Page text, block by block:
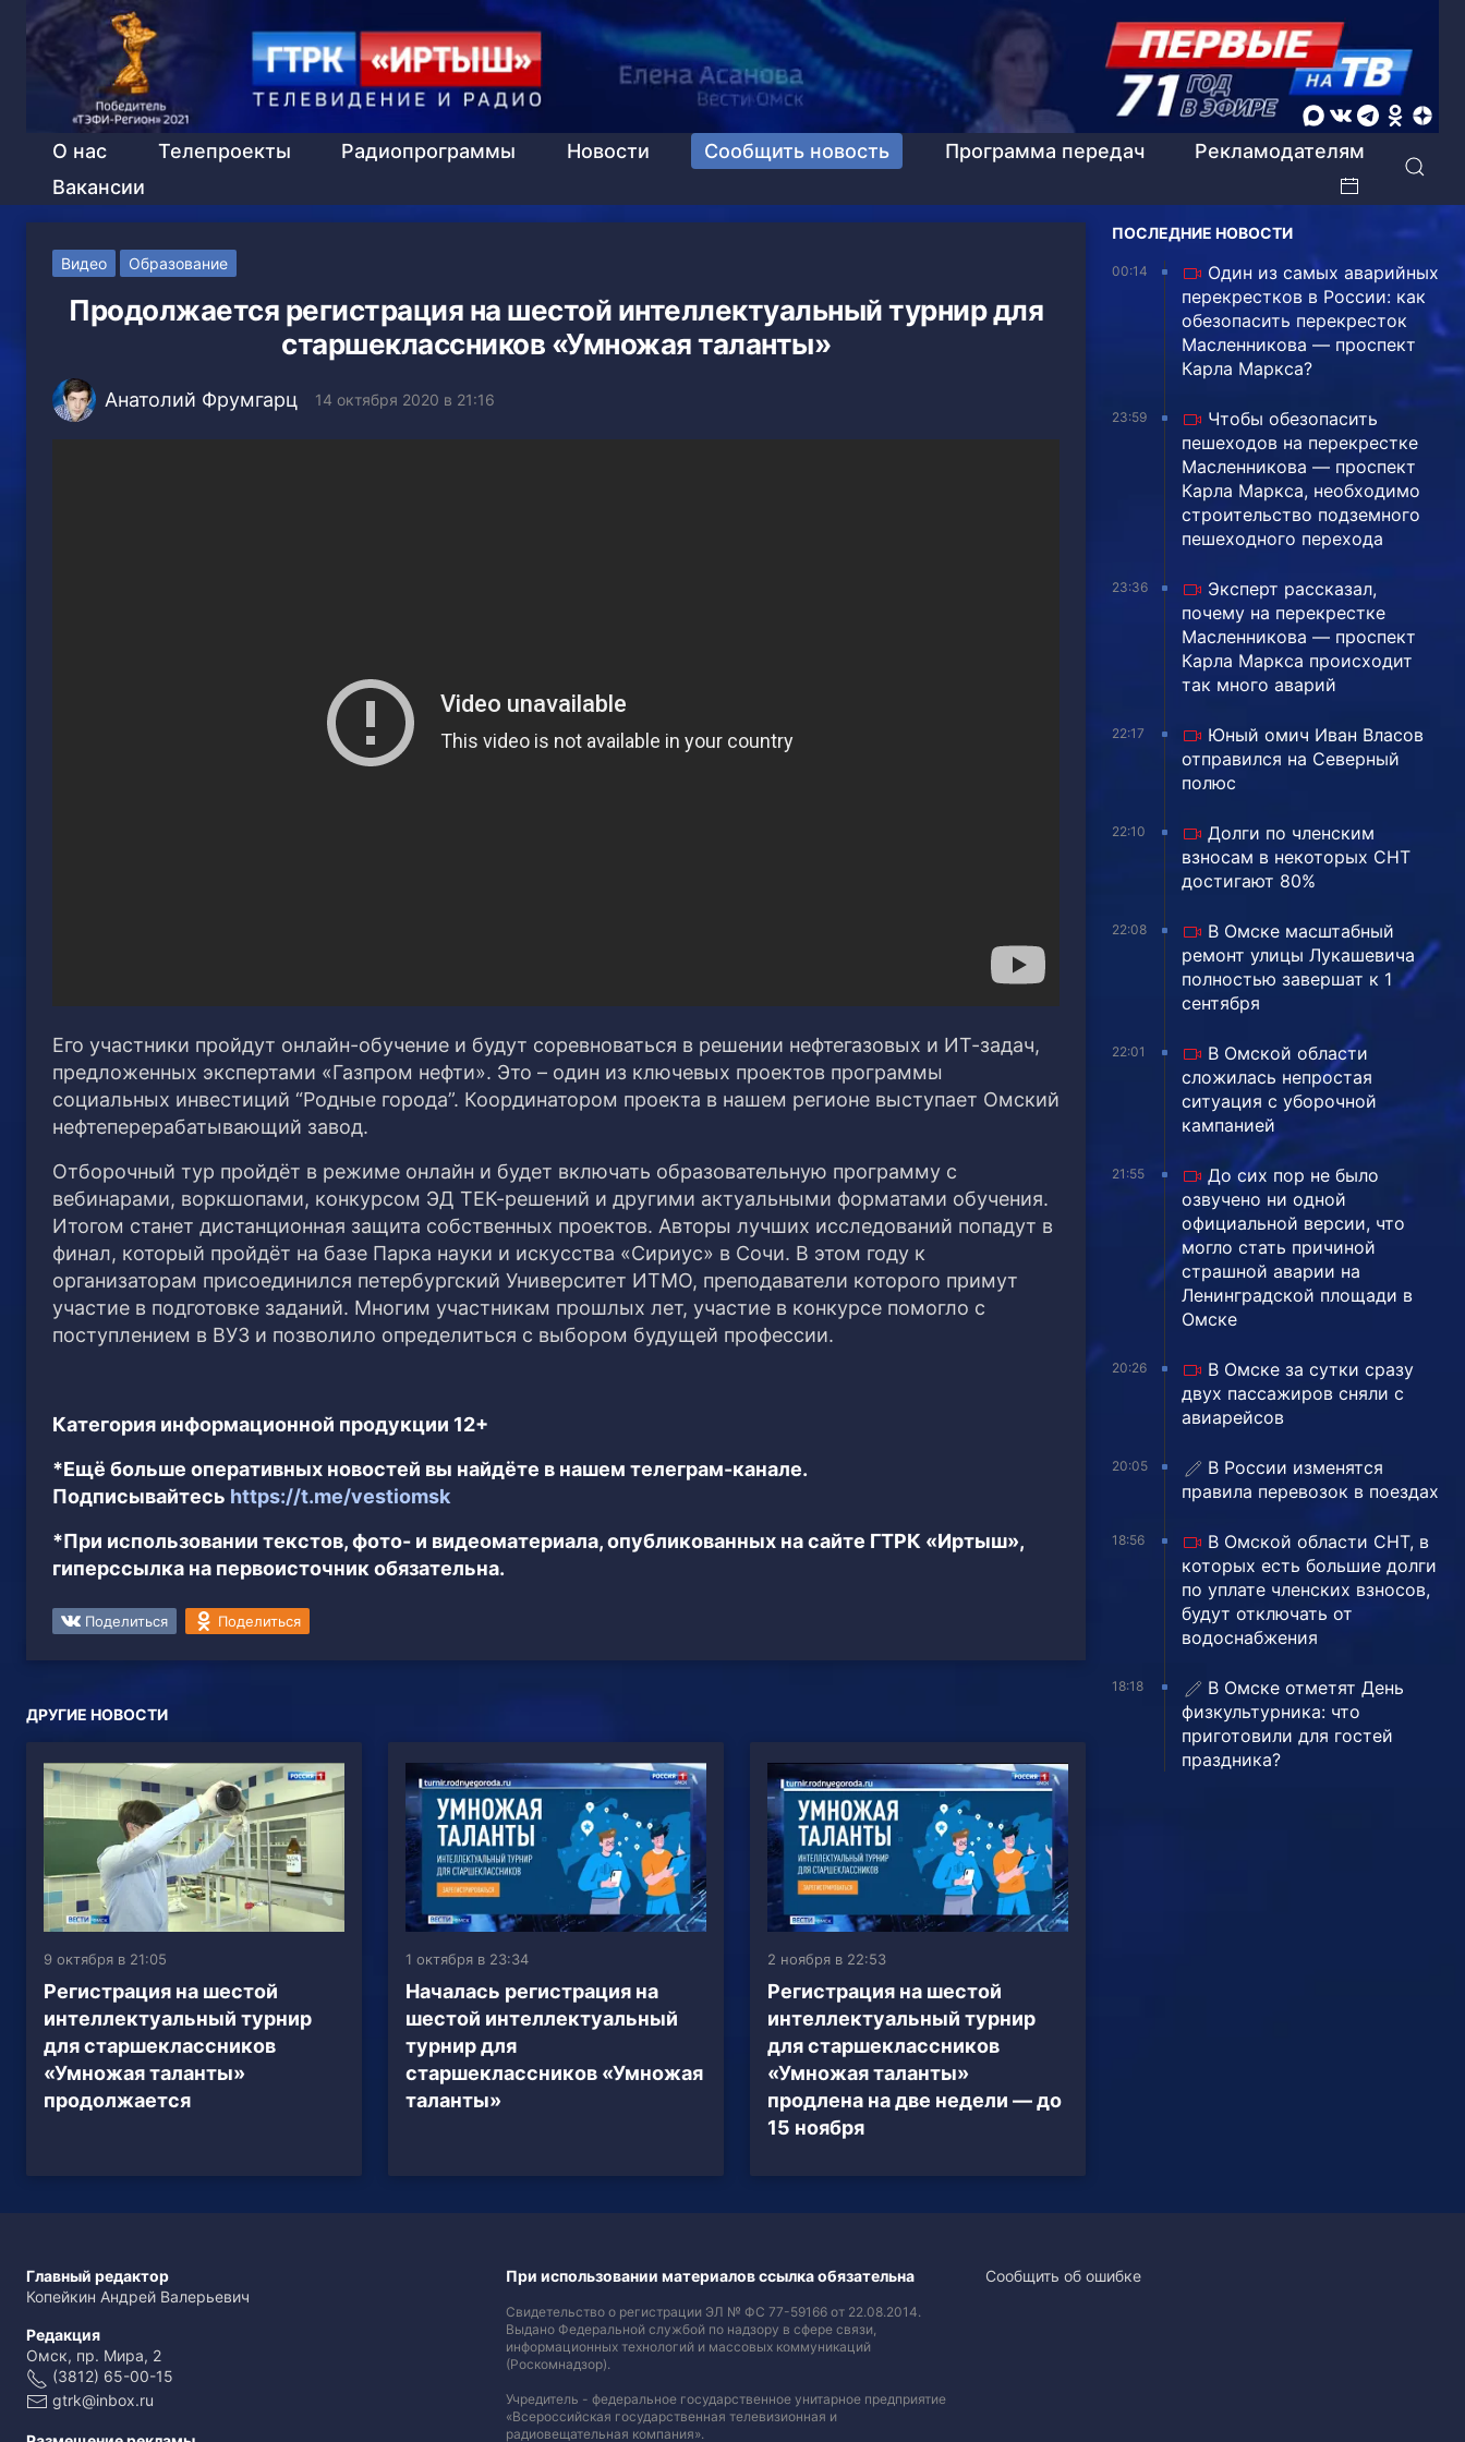
О нас Телепроекты Радиопрограммы Новости Сообщить новость Программа передач
Рекламодателям
Вакансии
Видео Образование
Продолжается регистрация на шестой интеллектуальный турнир для
старшеклассников «Умножая таланты»
Анатолий Фрумгарц 14 октября 2020 в 21:16
Его участники пройдут онлайн-обучение и будут соревноваться в решении нефтегазовых и ИТ-задач,
предложенных экспертами «Газпром нефти». Это – один из ключевых проектов программы
социальных инвестиций “Родные города”. Координатором проекта в нашем регионе выступает Омский
нефтеперерабатывающий завод.
Отборочный тур пройдёт в режиме онлайн и будет включать образовательную программу с
вебинарами, воркшопами, конкурсом ЭД ТЕК-решений и другими актуальными форматами обучения.
Итогом станет дистанционная защита собственных проектов. Авторы лучших исследований попадут в
финал, который пройдёт на базе Парка науки и искусства «Сириус» в Сочи. В этом году к
организаторам присоединился петербургский Университет ИТМО, преподаватели которого примут
участие в подготовке заданий. Многим участникам прошлых лет, участие в конкурсе помогло с
поступлением в ВУЗ и позволило определиться с выбором будущей профессии.
Категория информационной продукции 12+
*Ещё больше оперативных новостей вы найдёте в нашем телеграм-канале.
Подписывайтесь https://t.me/vestiomsk
*При использовании текстов, фото- и видеоматериала, опубликованных на сайте ГТРК «Иртыш»,
гиперссылка на первоисточник обязательна.
Поделиться Поделиться
ДРУГИЕ НОВОСТИ
9 октября в 21:05
Регистрация на шестой
интеллектуальный турнир
для старшеклассников
«Умножая таланты»
продолжается
1 октября в 23:34
Началась регистрация на
шестой интеллектуальный
турнир для
старшеклассников «Умножая
таланты»
2 ноября в 22:53
Регистрация на шестой
интеллектуальный турнир
для старшеклассников
«Умножая таланты»
продлена на две недели — до
15 ноября
ПОСЛЕДНИЕ НОВОСТИ
00:14
Один из самых аварийных
перекрестков в России: как
обезопасить перекресток
Масленникова — проспект
Карла Маркса?
23:59
Чтобы обезопасить
пешеходов на перекрестке
Масленникова — проспект
Карла Маркса, необходимо
строительство подземного
пешеходного перехода
23:36
Эксперт рассказал,
почему на перекрестке
Масленникова — проспект
Карла Маркса происходит
так много аварий
22:17
Юный омич Иван Власов
отправился на Северный
полюс
22:10
Долги по членским
взносам в некоторых СНТ
достигают 80%
22:08
В Омске масштабный
ремонт улицы Лукашевича
полностью завершат к 1
сентября
22:01
В Омской области
сложилась непростая
ситуация с уборочной
кампанией
21:55
До сих пор не было
озвучено ни одной
официальной версии, что
могло стать причиной
страшной аварии на
Ленинградской площади в
Омске
20:26
В Омске за сутки сразу
двух пассажиров сняли с
авиарейсов
20:05
В России изменятся
правила перевозок в поездах
18:56
В Омской области СНТ, в
которых есть большие долги
по уплате членских взносов,
будут отключать от
водоснабжения
18:18
В Омске отметят День
физкультурника: что
приготовили для гостей
праздника?
Главный редактор
Копейкин Андрей Валерьевич
Редакция
Омск, пр. Мира, 2
(3812) 65-00-15
gtrk@inbox.ru
При использовании материалов ссылка обязательна
Свидетельство о регистрации ЭЛ № ФС 77-59166 от 22.08.2014.
Выдано Федеральной службой по надзору в сфере связи,
информационных технологий и массовых коммуникаций
(Роскомнадзор).
Учредитель - федеральное государственное унитарное предприятие
«Всероссийская государственная телевизионная и
радиовещательная компания».
Сообщить об ошибке